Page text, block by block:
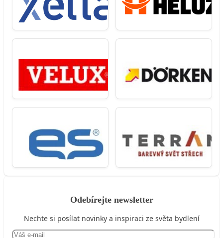
Odebírejte newsletter
Nechte si posílat novinky a inspiraci ze světa bydlení